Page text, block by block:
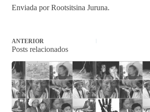
Enviada por Rootsitsina Juruna.
ANTERIOR
Posts relacionados